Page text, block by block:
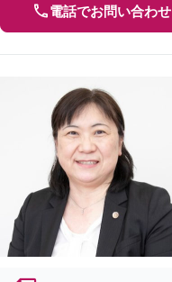
電話でお問い合わせ